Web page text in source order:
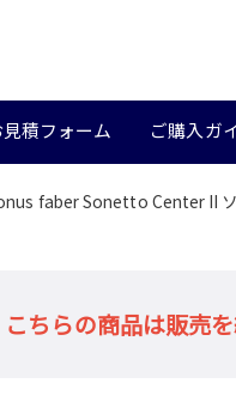
見積フォーム ご購入ガ
faber Sonetto Center II
こちらの商品は販売